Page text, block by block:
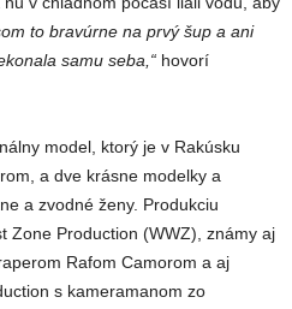
to bravúrne na prvý šup a ani
samu seba,“ hovorí
model, ktorý je v Rakúsku
a dve krásne modelky a
a zvodné ženy. Produkciu
Zone Production (WWZ), známy aj
Rafom Camorom a aj
s kameramanom zo